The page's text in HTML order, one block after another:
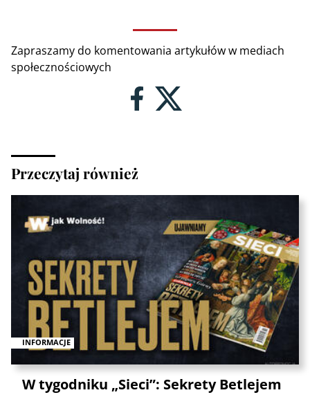
Zapraszamy do komentowania artykułów w mediach
społecznościowych
Przeczytaj również
INFORMACJE
W tygodniku „Sieci”: Sekrety Betlejem